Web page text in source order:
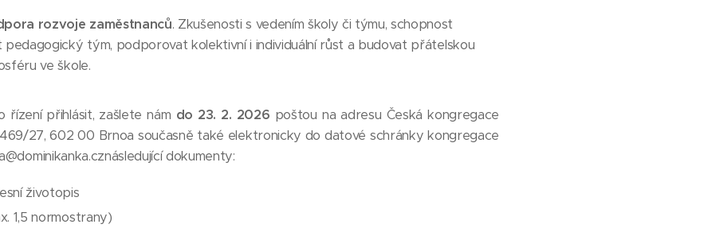
rozvoje zaměstnanců. Zkušenosti s vedením školy či týmu, schopnost
tým, podporovat kolektivní i individuální růst a budovat přátelskou
ve škole.
přihlásit, zašlete nám do 23. 2. 2026 poštou na adresu Česká kongregace
27, 602 00 Brnoa současně také elektronicky do datové schránky kongregace
dokumenty:
životopis
1,5 normostrany)